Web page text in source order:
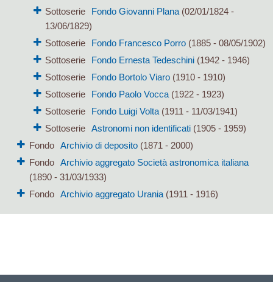
Sottoserie
Fondo Giovanni Plana (02/01/1824 -
13/06/1829)
Sottoserie
Fondo Francesco Porro (1885 - 08/05/1902)
Sottoserie
Fondo Ernesta Tedeschini (1942 - 1946)
Sottoserie
Fondo Bortolo Viaro (1910 - 1910)
Sottoserie
Fondo Paolo Vocca (1922 - 1923)
Sottoserie
Fondo Luigi Volta (1911 - 11/03/1941)
Sottoserie
Astronomi non identificati (1905 - 1959)
Fondo
Archivio di deposito(1871 - 2000)
Fondo
Archivio aggregato Società astronomica italiana
(1890 - 31/03/1933)
Fondo
Archivio aggregato Urania(1911 - 1916)